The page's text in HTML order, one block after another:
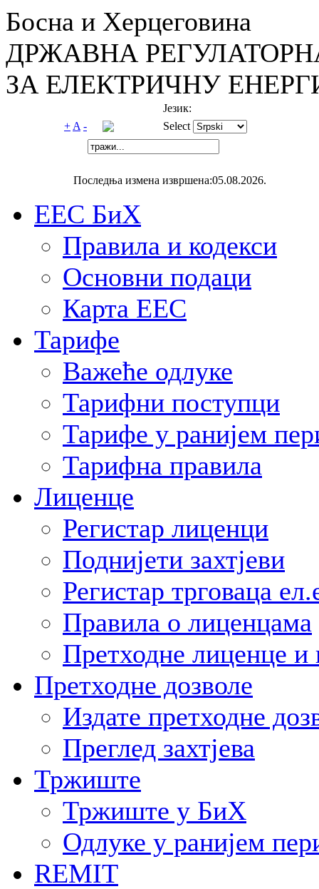
Босна и Херцеговина
ДРЖАВНА
ЗА ЕЛЕКТРИЧНУ
Језик:
+ A - Select
Последња измена извршена:05.08.2026.
ЕЕС БиХ
Правила и кодекси
Основни подаци
Карта ЕЕС
Тарифе
Важеће одлуке
Тарифни поступци
Тарифе у ранијем
Тарифна правила
Лиценце
Регистар лиценци
Поднијети захтјеви
Регистар трговаца
Правила о лиценцама
Претходне лиценце и
Претходне дозволе
Издате претходне
Преглед захтјева
Тржиште
Тржиште у БиХ
Одлуке у ранијем
REMIT